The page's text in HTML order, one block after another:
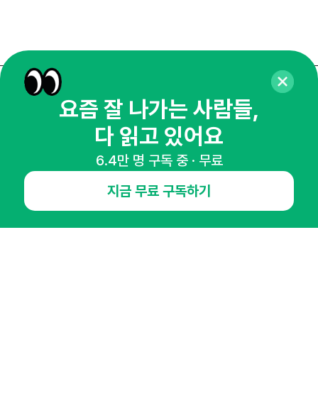
매주 화요일 아침,
마케팅 감각을 깨워 드릴게요!
65,043명의 마케터를 성장시키는 뉴스레터
요즘 잘 나가는 사람들,
다 읽고 있어요
6.4만 명 구독 중 · 무료
지금 무료 구독하기